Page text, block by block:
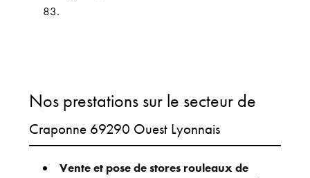
83.
Nos prestations sur le secteur de
Craponne 69290 Ouest Lyonnais
Vente et pose de stores rouleaux de